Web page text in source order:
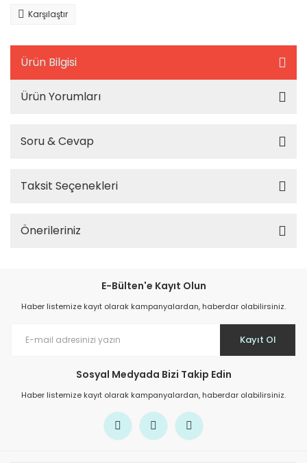
Karşılaştır
Ürün Bilgisi
Ürün Yorumları
Soru & Cevap
Taksit Seçenekleri
Önerileriniz
E-Bülten'e Kayıt Olun
Haber listemize kayıt olarak kampanyalardan, haberdar olabilirsiniz.
Kayıt Ol
Sosyal Medyada Bizi Takip Edin
Haber listemize kayıt olarak kampanyalardan, haberdar olabilirsiniz.